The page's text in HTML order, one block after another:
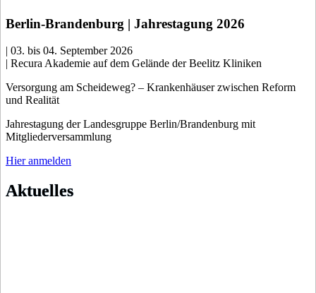
Berlin-Brandenburg | Jahrestagung 2026
| 03. bis 04. September 2026
| Recura Akademie auf dem Gelände der Beelitz Kliniken
Versorgung am Scheideweg? – Krankenhäuser zwischen Reform
und Realität
Jahrestagung der Landesgruppe Berlin/Brandenburg mit
Mitgliederversammlung
Hier anmelden
Aktuelles